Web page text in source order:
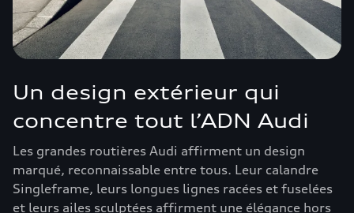
Un design extérieur qui
concentre tout l’ADN Audi
Les grandes routières Audi affirment un design
marqué, reconnaissable entre tous. Leur calandre
Singleframe, leurs longues lignes racées et fuselées
et leurs ailes sculptées affirment une élégance hors